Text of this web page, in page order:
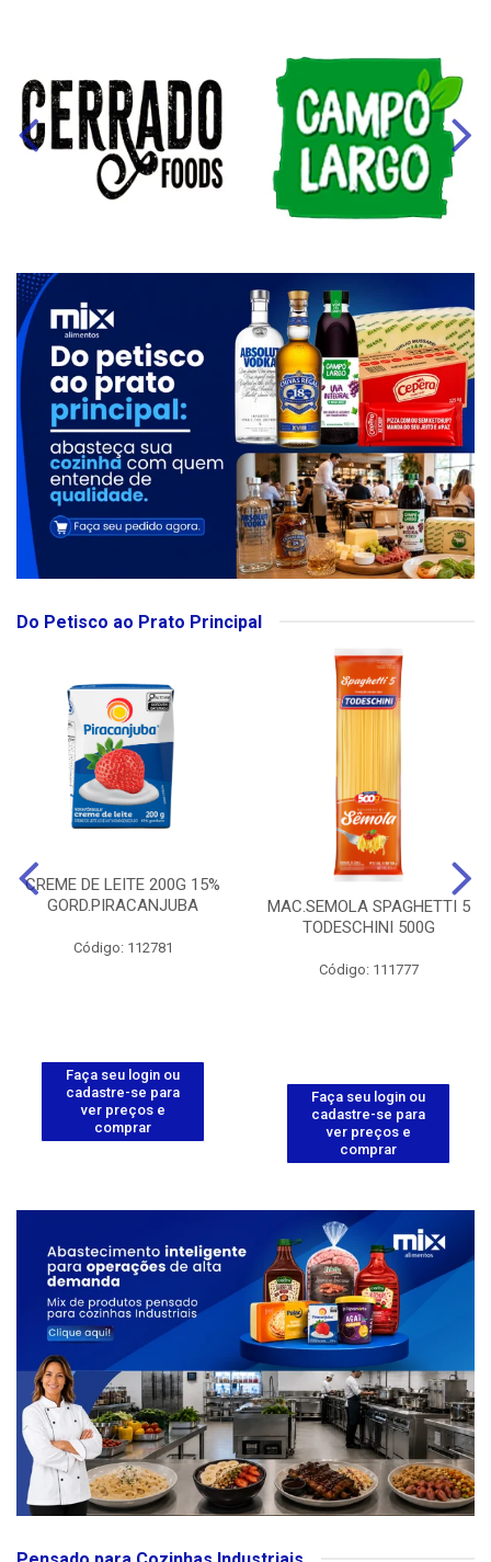
Do Petisco ao Prato Principal
CREME DE LEITE 200G 15%
GORD.PIRACANJUBA
Código: 112781
Faça seu login ou
cadastre-se para
ver preços e
comprar
MAC.SEMOLA SPAGHETTI 5
TODESCHINI 500G
Código: 111777
Faça seu login ou
cadastre-se para
ver preços e
comprar